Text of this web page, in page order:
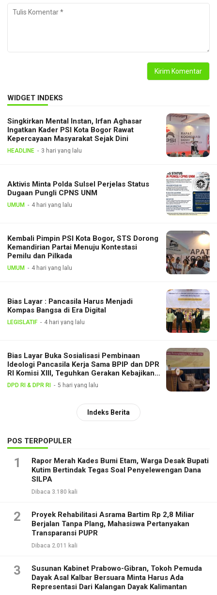
WIDGET INDEKS
Singkirkan Mental Instan, Irfan Aghasar
Ingatkan Kader PSI Kota Bogor Rawat
Kepercayaan Masyarakat Sejak Dini
HEADLINE 3 hari yang lalu
Aktivis Minta Polda Sulsel Perjelas Status
Dugaan Pungli CPNS UNM
UMUM 4 hari yang lalu
Kembali Pimpin PSI Kota Bogor, STS Dorong
Kemandirian Partai Menuju Kontestasi
Pemilu dan Pilkada
UMUM 4 hari yang lalu
Bias Layar : Pancasila Harus Menjadi
Kompas Bangsa di Era Digital
LEGISLATIF 4 hari yang lalu
Bias Layar Buka Sosialisasi Pembinaan
Ideologi Pancasila Kerja Sama BPIP dan DPR
RI Komisi XIII, Teguhkan Gerakan Kebajikan
Pancasila di Tengah Masyarakat
DPD RI & DPR RI 5 hari yang lalu
Indeks Berita
POS TERPOPULER
1
Rapor Merah Kades Bumi Etam, Warga Desak Bupati
Kutim Bertindak Tegas Soal Penyelewengan Dana
SILPA
Dibaca 3.180 kali
2
Proyek Rehabilitasi Asrama Bartim Rp 2,8 Miliar
Berjalan Tanpa Plang, Mahasiswa Pertanyakan
Transparansi PUPR
Dibaca 2.011 kali
3
Susunan Kabinet Prabowo-Gibran, Tokoh Pemuda
Dayak Asal Kalbar Bersuara Minta Harus Ada
Representasi Dari Kalangan Dayak Kalimantan